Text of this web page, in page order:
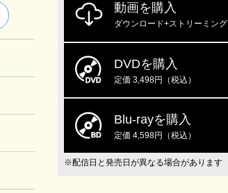
動画を購入
ダウンロード+ストリーミング
DVDを購入
定価 3,498円（税込）
Blu-rayを購入
定価 4,598円（税込）
※配信日と発売日が異なる場合があります